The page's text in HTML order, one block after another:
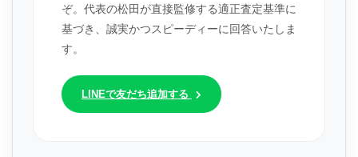
ぞ。代表の松田が直接監修する適正査定基準に
基づき、誠実かつスピーディーに回答いたしま
す。
LINEで友だち追加する